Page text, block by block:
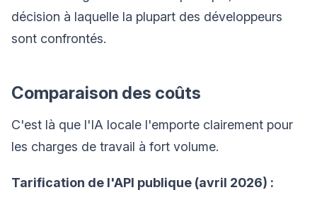
décision à laquelle la plupart des développeurs
sont confrontés.
Comparaison des coûts
C'est là que l'IA locale l'emporte clairement pour
les charges de travail à fort volume.
Tarification de l'API publique (avril 2026) :